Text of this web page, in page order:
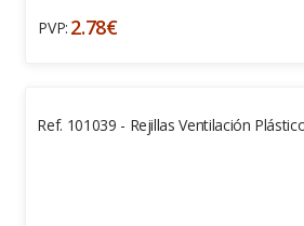
PVP: 2.78€
Ref. 101039 - Rejillas Ventilación